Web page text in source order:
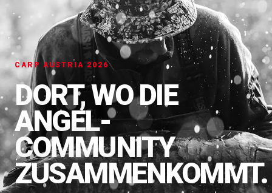
CARP AUSTRIA 2026
DORT, WO DIE
ANGEL-
COMMUNITY
ZUSAMMENKOMMT.